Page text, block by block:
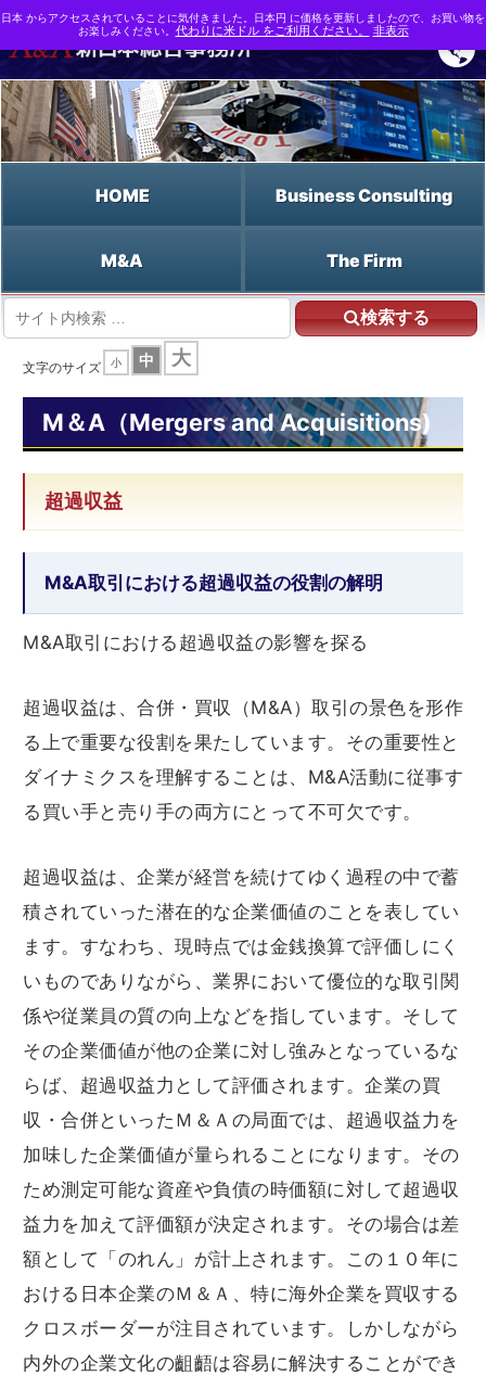
HOME Business Consulting
M&A The Firm
検索する
M&A支援なら新日本総合事務所 | M&A（Mergers and Acquisitions)
文字のサイズ 小 中 大
M＆A（Mergers and Acquisitions)
超過収益
M&A取引における超過収益の役割の解明
M&A取引における超過収益の影響を探る
超過収益は、合併・買収（M&A）取引の景色を形作
る上で重要な役割を果たしています。その重要性と
ダイナミクスを理解することは、M&A活動に従事す
る買い手と売り手の両方にとって不可欠です。
超過収益は、企業が経営を続けてゆく過程の中で蓄
積されていった潜在的な企業価値のことを表してい
ます。すなわち、現時点では金銭換算で評価しにく
いものでありながら、業界において優位的な取引関
係や従業員の質の向上などを指しています。そして
その企業価値が他の企業に対し強みとなっているな
らば、超過収益力として評価されます。企業の買
収・合併といったＭ＆Ａの局面では、超過収益力を
加味した企業価値が量られることになります。その
ため測定可能な資産や負債の時価額に対して超過収
益力を加えて評価額が決定されます。その場合は差
額として「のれん」が計上されます。この１０年に
おける日本企業のＭ＆Ａ、特に海外企業を買収する
クロスボーダーが注目されています。しかしながら
内外の企業文化の齟齬は容易に解決することができ
日本 からアクセスされていることに気付きました。日本円 に価格を更新しましたので、お買い物を
お楽しみください。 代わりに米ドル をご利用ください。 非表示